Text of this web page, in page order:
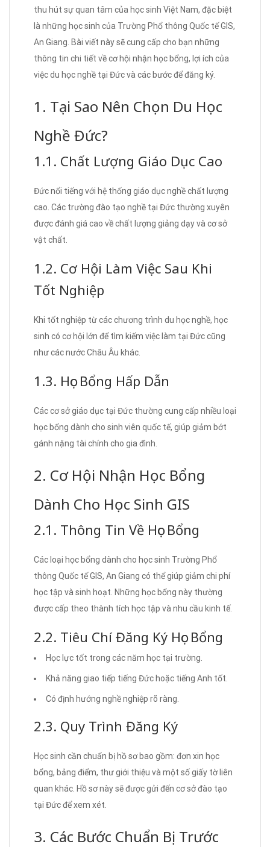
thu hút sự quan tâm của học sinh Việt Nam, đặc biệt
là những học sinh của Trường Phổ thông Quốc tế GIS,
An Giang. Bài viết này sẽ cung cấp cho bạn những
thông tin chi tiết về cơ hội nhận học bổng, lợi ích của
việc du học nghề tại Đức và các bước để đăng ký.
1. Tại Sao Nên Chọn Du Học
Nghề Đức?
1.1. Chất Lượng Giáo Dục Cao
Đức nổi tiếng với hệ thống giáo dục nghề chất lượng
cao. Các trường đào tạo nghề tại Đức thường xuyên
được đánh giá cao về chất lượng giảng dạy và cơ sở
vật chất.
1.2. Cơ Hội Làm Việc Sau Khi
Tốt Nghiệp
Khi tốt nghiệp từ các chương trình du học nghề, học
sinh có cơ hội lớn để tìm kiếm việc làm tại Đức cũng
như các nước Châu Âu khác.
1.3. Học Bổng Hấp Dẫn
Các cơ sở giáo dục tại Đức thường cung cấp nhiều loại
học bổng dành cho sinh viên quốc tế, giúp giảm bớt
gánh nặng tài chính cho gia đình.
2. Cơ Hội Nhận Học Bổng
Dành Cho Học Sinh GIS
2.1. Thông Tin Về Học Bổng
Các loại học bổng dành cho học sinh Trường Phổ
thông Quốc tế GIS, An Giang có thể giúp giảm chi phí
học tập và sinh hoạt. Những học bổng này thường
được cấp theo thành tích học tập và nhu cầu kinh tế.
2.2. Tiêu Chí Đăng Ký Học Bổng
Học lực tốt trong các năm học tại trường.
Khả năng giao tiếp tiếng Đức hoặc tiếng Anh tốt.
Có định hướng nghề nghiệp rõ ràng.
2.3. Quy Trình Đăng Ký
Học sinh cần chuẩn bị hồ sơ bao gồm: đơn xin học
bổng, bảng điểm, thư giới thiệu và một số giấy tờ liên
quan khác. Hồ sơ này sẽ được gửi đến cơ sở đào tạo
tại Đức để xem xét.
3. Các Bước Chuẩn Bị Trước